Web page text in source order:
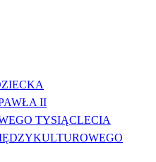
II
TYSIĄCLECIA